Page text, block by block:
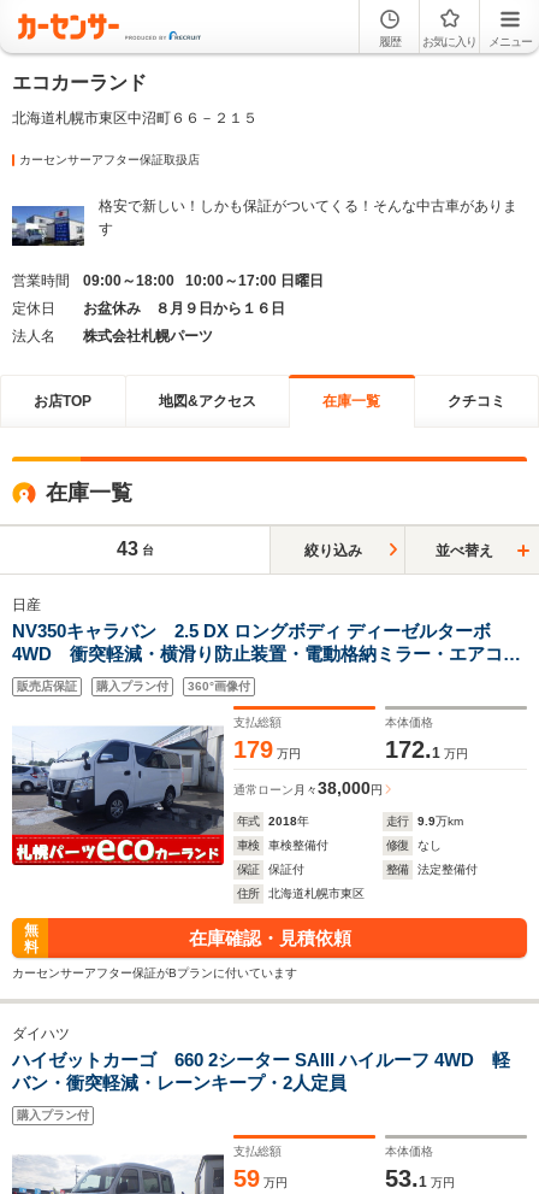
履歴 お気に入り メニュー
エコカーランド
北海道札幌市東区中沼町６６－２１５
カーセンサーアフター保証取扱店
格安で新しい！しかも保証がついてくる！そんな中古車がありま
す
営業時間
09:00～18:00 10:00～17:00 日曜日
定休日
お盆休み ８月９日から１６日
法人名
株式会社札幌パーツ
お店TOP 地図&アクセス 在庫一覧 クチコミ
在庫一覧
43 台 絞り込み 並べ替え
日産
NV350キャラバン 2.5 DX ロングボディ ディーゼルターボ
4WD 衝突軽減・横滑り防止装置・電動格納ミラー・エアコ
ン・パワステ・キーレス
販売店保証 購入プラン付 360°画像付
支払総額
179 万円
本体価格
172.1 万円
通常ローン 月々38,000円
年式 2018年 走行 9.9万km
車検
車検整備付 修復
なし
保証
保証付 整備
法定整備付
住所
北海道札幌市東区
無
料
在庫確認・見積依頼
カーセンサーアフター保証がBプランに付いています
ダイハツ
ハイゼットカーゴ 660 2シーター SAIII ハイルーフ 4WD 軽
バン・衝突軽減・レーンキープ・2人定員
購入プラン付
支払総額
59 万円
本体価格
53.1 万円